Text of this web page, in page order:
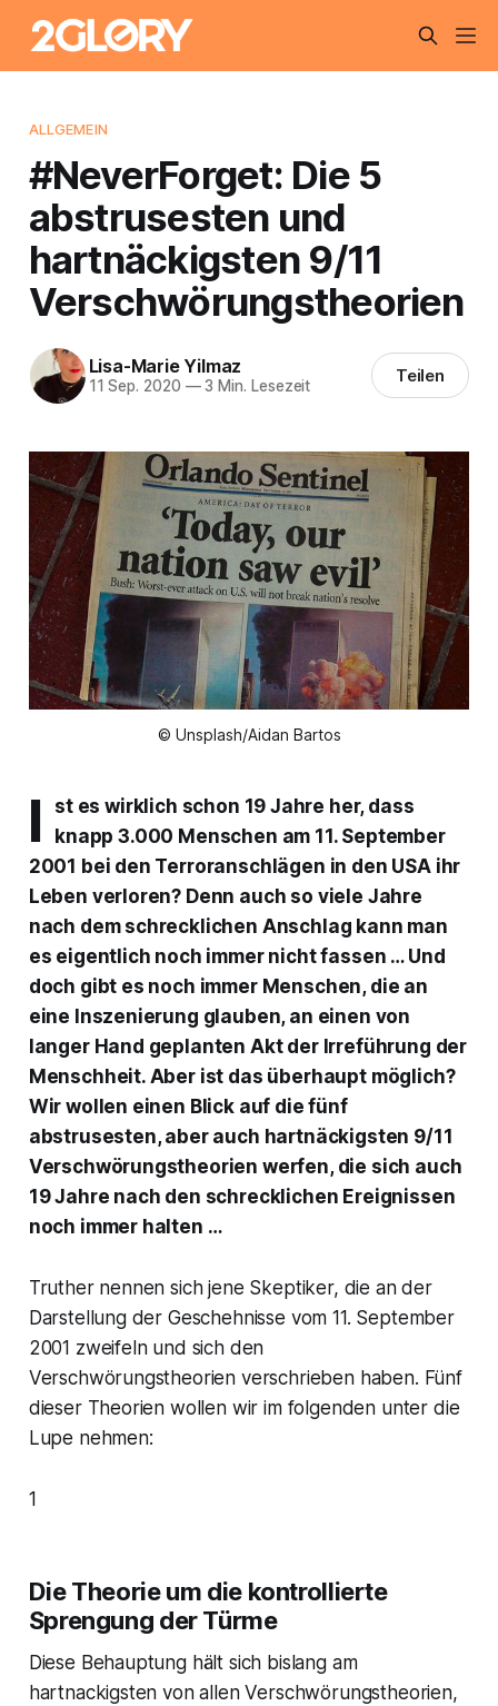
ALLGEMEIN
#NeverForget: Die 5
abstrusesten und
hartnäckigsten 9/11
Verschwörungstheorien
Lisa-Marie Yilmaz
11 Sep. 2020 —3 Min. Lesezeit Teilen
© Unsplash/Aidan Bartos
I
st es wirklich schon 19 Jahre her, dass
knapp 3.000 Menschen am 11. September
2001 bei den Terroranschlägen in den USA ihr
Leben verloren? Denn auch so viele Jahre
nach dem schrecklichen Anschlag kann man
es eigentlich noch immer nicht fassen … Und
doch gibt es noch immer Menschen, die an
eine Inszenierung glauben, an einen von
langer Hand geplanten Akt der Irreführung der
Menschheit. Aber ist das überhaupt möglich?
Wir wollen einen Blick auf die fünf
abstrusesten, aber auch hartnäckigsten 9/11
Verschwörungstheorien werfen, die sich auch
19 Jahre nach den schrecklichen Ereignissen
noch immer halten …
Truthernennen sich jene Skeptiker, die an der
Darstellung der Geschehnisse vom 11. September
2001 zweifeln und sich den
Verschwörungstheorien verschrieben haben. Fünf
dieser Theorien wollen wir im folgenden unter die
Lupe nehmen:
1
Die Theorie um die kontrollierte
Sprengung der Türme
Diese Behauptung hält sich bislang am
hartnackigsten von allen Verschwörungstheorien,